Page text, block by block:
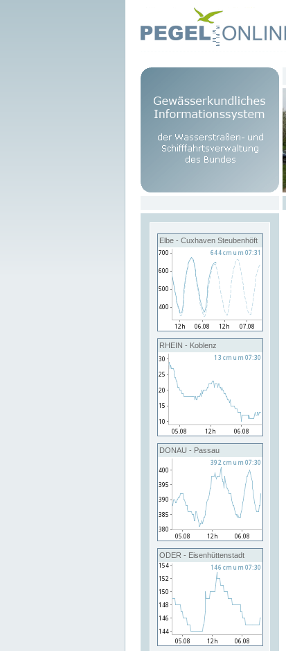
Elbe - Cuxhaven Steubenhöft
RHEIN - Koblenz
DONAU - Passau
ODER - Eisenhüttenstadt